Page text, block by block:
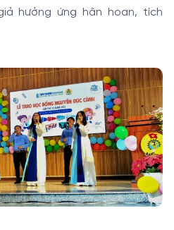
hưởng ứng hân hoan, tích